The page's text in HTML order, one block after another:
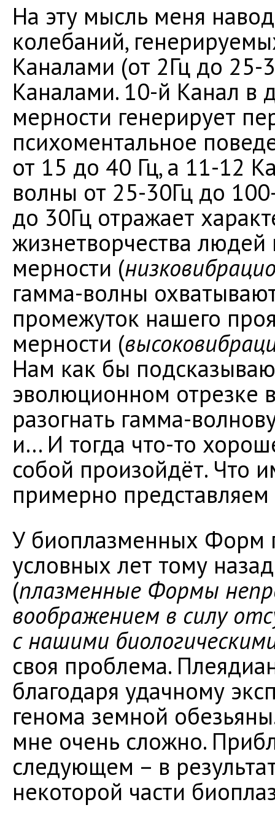
На эту мысль меня
колебаний,
Каналами (от 2Гц до
Каналами. 10-й Канал в
мерности генерирует
психоментальное
от 15 до 40 Гц, а 11-12
волны от 25-30Гц до
до 30Гц отражает
жизнетворчества
мерности (
гамма-волны
промежуток нашего
мерности (
Нам как бы
эволюционном отрезке
разогнать гамма-
и… И тогда что-то
собой произойдёт. Что
примерно представляем
У биоплазменных Форм
условных лет тому
(плазменные Формы
воображением в силу
с нашими
своя проблема.
благодаря удачному
генома земной
мне очень сложно.
следующем – в
некоторой части